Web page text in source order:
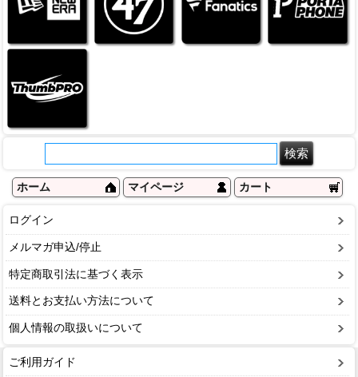
ホーム マイページ カート
ログイン
メルマガ申込/停止
特定商取引法に基づく表示
送料とお支払い方法について
個人情報の取扱いについて
ご利用ガイド